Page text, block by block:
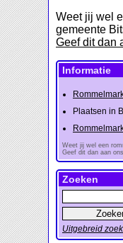
Weet jij wel
gemeente
Geef dit dan
Informatie
Plaatsen in
Weet jij wel een
Geef dit dan aan
Zoeken
Uitgebreid